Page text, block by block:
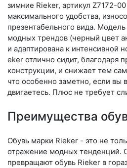
зимние Rieker, артикул Z7172-
максимального удобства,
презентабельного вида.
модных трендов (чер­ный цвет
и адаптирована к интенсивной
eker отлично сидит, благодаря
конструкции, и снижает тем
что особенно заметно, если вы
двигаетесь. Плюс не требует
Преимущества
Обувь марки Rieker - это не
отражение модных тенденций.
превращают обувь Rieker в